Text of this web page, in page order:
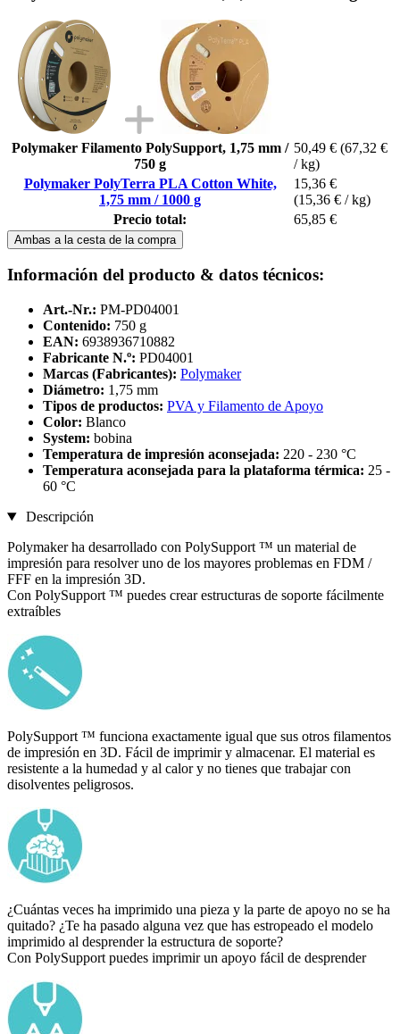
Polymaker Filamento PolySupport, 1,75 mm /
750 g
50,49 € (67,32 €
/ kg)
Polymaker PolyTerra PLA Cotton White,
1,75 mm / 1000 g
15,36 €
(15,36 € / kg)
Precio total:
65,85 €
Ambas a la cesta de la compra
Información del producto & datos técnicos:
Art.-Nr.: PM-PD04001
Contenido: 750 g
EAN: 6938936710882
Fabricante N.º: PD04001
Marcas (Fabricantes): Polymaker
Diámetro: 1,75 mm
Tipos de productos: PVA y Filamento de Apoyo
Color: Blanco
System: bobina
Temperatura de impresión aconsejada: 220 - 230 °C
Temperatura aconsejada para la plataforma térmica: 25 -
60 °C
Descripción
Polymaker ha desarrollado con PolySupport ™ un material de
impresión para resolver uno de los mayores problemas en FDM /
FFF en la impresión 3D.
Con PolySupport ™ puedes crear estructuras de soporte fácilmente
extraíbles
PolySupport ™ funciona exactamente igual que sus otros filamentos
de impresión en 3D. Fácil de imprimir y almacenar. El material es
resistente a la humedad y al calor y no tienes que trabajar con
disolventes peligrosos.
¿Cuántas veces ha imprimido una pieza y la parte de apoyo no se ha
quitado? ¿Te ha pasado alguna vez que has estropeado el modelo
imprimido al desprender la estructura de soporte?
Con PolySupport puedes imprimir un apoyo fácil de desprender